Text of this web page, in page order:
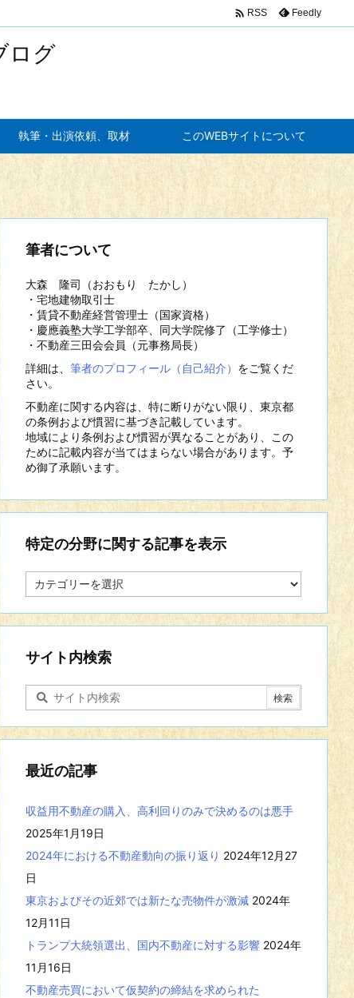
ログ
執筆・出演依頼、取材 このWEBサイトについて
 RSS Feedly
筆者について
大森 隆司（おおもり たかし）
・宅地建物取引士
・賃貸不動産経営管理士（国家資格）
・慶應義塾大学工学部卒、同大学院修了（工学修士）
・不動産三田会会員（元事務局長）
詳細は、 筆者のプロフィール（自己紹介） をご覧くだ
さい。
不動産に関する内容は、特に断りがない限り、東京都
の条例および慣習に基づき記載しています。
地域により条例および慣習が異なることがあり、この
ために記載内容が当てはまらない場合があります。予
め御了承願います。
特定の分野に関する記事を表示
定
分
に
関
す
記
事
を
示
サイト内検索
最近の記事
収益用不動産の購入、高利回りのみで決めるのは悪手
2025年1月19日
2024年における不動産動向の振り返り 2024年12月27
日
東京およびその近郊では新たな売物件が激減 2024年
12月11日
トランプ大統領選出、国内不動産に対する影響 2024年
11月16日
不動産売買において仮契約の締結を求められた